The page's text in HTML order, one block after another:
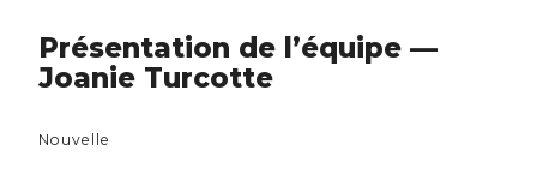
Présentation de l’équipe —
Joanie Turcotte
Nouvelle